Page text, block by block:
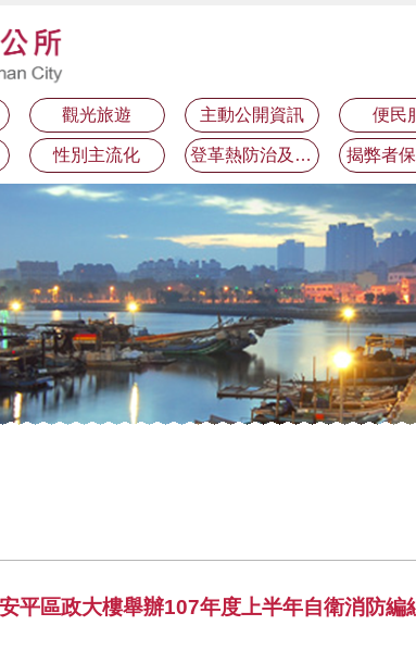
觀光旅遊 主動公開資訊 便民
性別主流化 登革熱防治及預防注射疫苗接種專區 揭弊者
平區政大樓舉辦107年度上半年自衛消防編